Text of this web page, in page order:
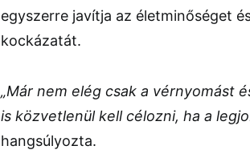
egyszerre javítja az életminőséget
kockázatát.
„Már nem elég csak a vérnyomást
is közvetlenül kell célozni, ha a
hangsúlyozta.